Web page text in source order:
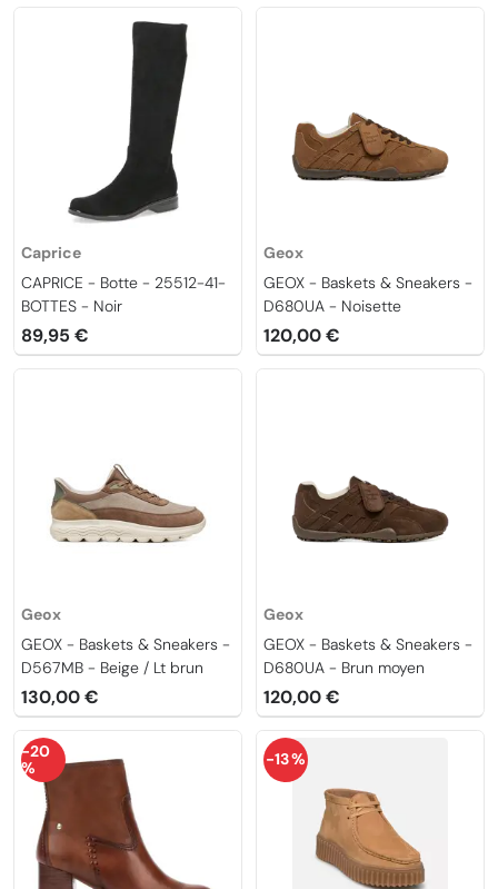
Caprice
CAPRICE - Botte - 25512-41-
BOTTES - Noir
89,95 €
Geox
GEOX - Baskets & Sneakers -
D680UA - Noisette
120,00 €
Geox
GEOX - Baskets & Sneakers -
D567MB - Beige / Lt brun
130,00 €
Geox
GEOX - Baskets & Sneakers -
D680UA - Brun moyen
120,00 €
-20
%
-13 %